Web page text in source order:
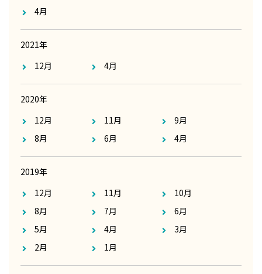
4月
2021年
12月
4月
2020年
12月
11月
9月
8月
6月 4月
2019年
12月
11月
10月
8月
7月
6月
5月
4月
3月
2月
1月